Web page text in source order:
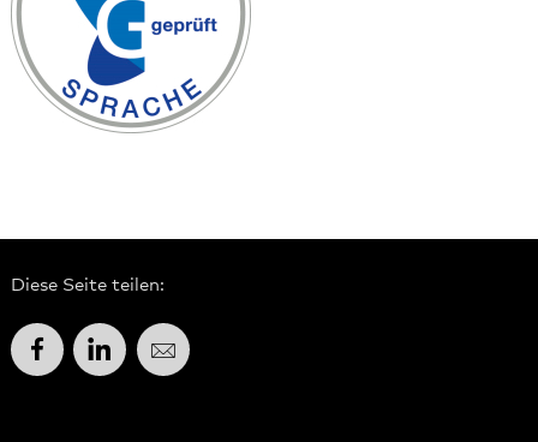
Diese Seite teilen:
FacebookLinkedInE-Mail